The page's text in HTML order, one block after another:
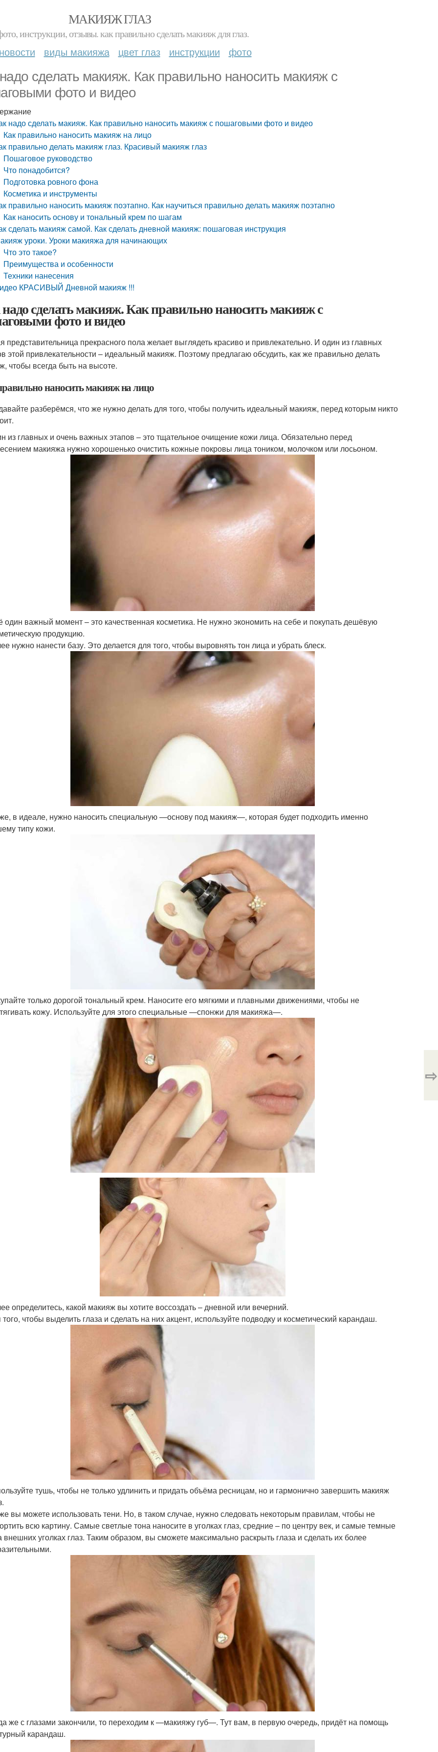
МАКИЯЖ ГЛАЗ
инструкции, отзывы. как правильно сделать макияж для глаз.
виды макияжа цвет глаз инструкции фото
сделать макияж. Как правильно наносить макияж с
фото и видео
надо сделать макияж. Как правильно наносить макияж с пошаговыми фото и видео
Как правильно наносить макияж на лицо
правильно делать макияж глаз. Красивый макияж глаз
Пошаговое руководство
Что понадобится?
Подготовка ровного фона
Косметика и инструменты
правильно наносить макияж поэтапно. Как научиться правильно делать макияж поэтапно
Как наносить основу и тональный крем по шагам
сделать макияж самой. Как сделать дневной макияж: пошаговая инструкция
уроки. Уроки макияжа для начинающих
Что это такое?
Преимущества и особенности
Техники нанесения
КРАСИВЫЙ Дневной макияж !!!
сделать макияж. Как правильно наносить макияж с
фото и видео
представительница прекрасного пола желает выглядеть красиво и привлекательно. И один из главных
этой привлекательности – идеальный макияж. Поэтому предлагаю обсудить, как же правильно делать
чтобы всегда быть на высоте.
наносить макияж на лицо
разберёмся, что же нужно делать для того, чтобы получить идеальный макияж, перед которым никто
из главных и очень важных этапов – это тщательное очищение кожи лица. Обязательно перед
макияжа нужно хорошенько очистить кожные покровы лица тоником, молочком или лосьоном.
важный момент – это качественная косметика. Не нужно экономить на себе и покупать дешёвую
продукцию.
нужно нанести базу. Это делается для того, чтобы выровнять тон лица и убрать блеск.
в идеале, нужно наносить специальную —основу под макияж—, которая будет подходить именно
типу кожи.
только дорогой тональный крем. Наносите его мягкими и плавными движениями, чтобы не
кожу. Используйте для этого специальные —спонжи для макияжа—.
определитесь, какой макияж вы хотите воссоздать – дневной или вечерний.
чтобы выделить глаза и сделать на них акцент, используйте подводку и косметический карандаш.
тушь, чтобы не только удлинить и придать объёма ресницам, но и гармонично завершить макияж
вы можете использовать тени. Но, в таком случае, нужно следовать некоторым правилам, чтобы не
всю картину. Самые светлые тона наносите в уголках глаз, средние – по центру век, и самые темные
внешних уголках глаз. Таким образом, вы сможете максимально раскрыть глаза и сделать их более
же с глазами закончили, то переходим к —макияжу губ—. Тут вам, в первую очередь, придёт на помощь
карандаш.
⇨